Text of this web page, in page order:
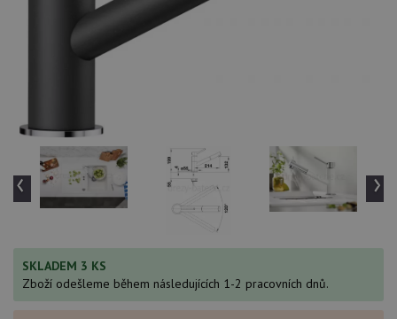
‹ ›
SKLADEM 3 KS
Zboží odešleme během následujících 1-2 pracovních dnů.